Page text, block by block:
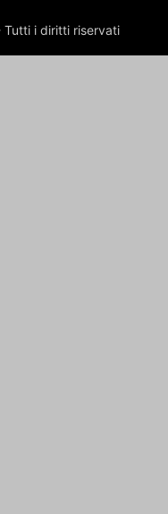
i diritti riservati